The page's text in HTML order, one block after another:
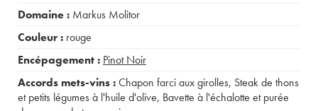
Domaine : Markus Molitor
Couleur : rouge
Encépagement : Pinot Noir
Accords mets-vins :Chapon farci aux girolles, Steak de thons
et petits légumes à l'huile d'olive, Bavette à l'échalotte et purée